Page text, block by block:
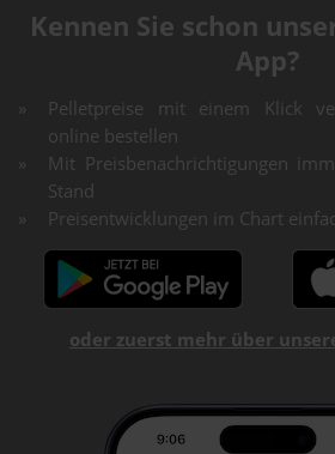
Kennen Sie schon
App?
Pelletpreise mit einem Klick
online bestellen
Mit Preisbenachrichtigungen
Stand
Preisentwicklungen im Chart
oder zuerst mehr über